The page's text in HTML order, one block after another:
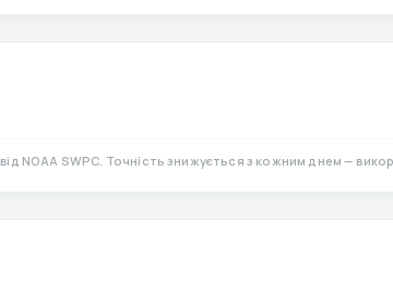
від NOAA SWPC. Точність знижується з кожним днем —